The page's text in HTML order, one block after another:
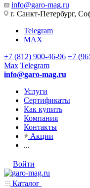
info@garo-mag.ru
г. Санкт-Петербург,
Telegram
MAX
+7 (812) 900-46-96 +7
Max Telegram
info@garo-mag.ru
Услуги
Сертификаты
Как купить
Компания
Контакты
Акции
...
Войти
Каталог